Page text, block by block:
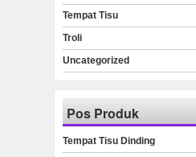
Tempat Tisu
Troli
Uncategorized
Pos Produk
Tempat Tisu Dinding